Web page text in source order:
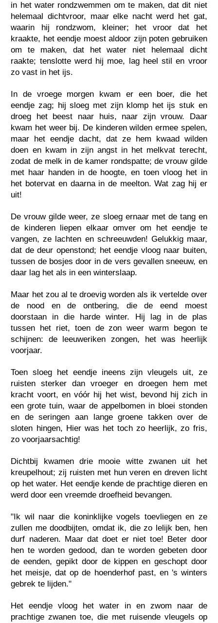
in het water rondzwemmen om te maken, dat dit niet
helemaal dichtvroor, maar elke nacht werd het gat,
waarin hij rondzwom, kleiner; het vroor dat het
kraakte, het eendje moest aldoor zijn poten gebruiken
om te maken, dat het water niet helemaal dicht
raakte; tenslotte werd hij moe, lag heel stil en vroor
zo vast in het ijs.
In de vroege morgen kwam er een boer, die het
eendje zag; hij sloeg met zijn klomp het ijs stuk en
droeg het beest naar huis, naar zijn vrouw. Daar
kwam het weer bij. De kinderen wilden ermee spelen,
maar het eendje dacht, dat ze hem kwaad wilden
doen en kwam in zijn angst in het melkvat terecht,
zodat de melk in de kamer rondspatte; de vrouw gilde
met haar handen in de hoogte, en toen vloog het in
het botervat en daarna in de meelton. Wat zag hij er
uit!
De vrouw gilde weer, ze sloeg ernaar met de tang en
de kinderen liepen elkaar omver om het eendje te
vangen, ze lachten en schreeuwden! Gelukkig maar,
dat de deur openstond; het eendje vloog naar buiten,
tussen de bosjes door in de vers gevallen sneeuw, en
daar lag het als in een winterslaap.
Maar het zou al te droevig worden als ik vertelde over
de nood en de ontbering, die de eend moest
doorstaan in die harde winter. Hij lag in de plas
tussen het riet, toen de zon weer warm begon te
schijnen: de leeuweriken zongen, het was heerlijk
voorjaar.
Toen sloeg het eendje ineens zijn vleugels uit, ze
ruisten sterker dan vroeger en droegen hem met
kracht voort, en vóór hij het wist, bevond hij zich in
een grote tuin, waar de appelbomen in bloei stonden
en de seringen aan lange groene takken over de
sloten hingen, Hier was het toch zo heerlijk, zo fris,
zo voorjaarsachtig!
Dichtbij kwamen drie mooie witte zwanen uit het
kreupelhout; zij ruisten met hun veren en dreven licht
op het water. Het eendje kende de prachtige dieren en
werd door een vreemde droefheid bevangen.
"Ik wil naar die koninklijke vogels toevliegen en ze
zullen me doodbijten, omdat ik, die zo lelijk ben, hen
durf naderen. Maar dat doet er niet toe! Beter door
hen te worden gedood, dan te worden gebeten door
de eenden, gepikt door de kippen en geschopt door
het meisje, dat op de hoenderhof past, en 's winters
gebrek te lijden."
Het eendje vloog het water in en zwom naar de
prachtige zwanen toe, die met ruisende vleugels op